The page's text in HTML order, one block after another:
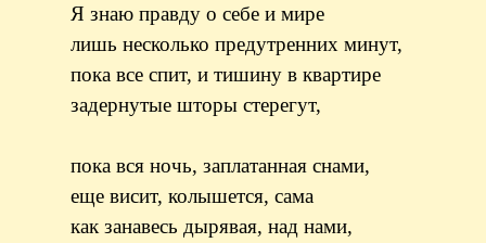
Я знаю правду о себе и мире
лишь несколько предутренних минут,
пока все спит, и тишину в квартире
задернутые шторы стерегут,
пока вся ночь, заплатанная снами,
еще висит, колышется, сама
как занавесь дырявая, над нами,